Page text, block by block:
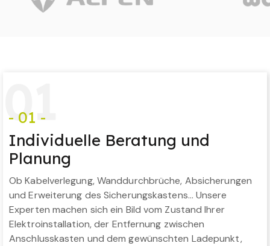
01
- 01 -
Individuelle Beratung und
Planung
Ob Kabelverlegung, Wanddurchbrüche, Absicherungen
und Erweiterung des Sicherungskastens… Unsere
Experten machen sich ein Bild vom Zustand Ihrer
Elektroinstallation, der Entfernung zwischen
Anschlusskasten und dem gewünschten Ladepunkt,